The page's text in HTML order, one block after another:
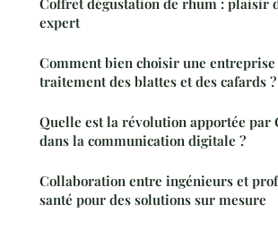
Coffret dégustation de rhum : plaisir
expert
Comment bien choisir une entreprise
traitement des blattes et des cafards ?
Quelle est la révolution apportée par
dans la communication digitale ?
Collaboration entre ingénieurs et
santé pour des solutions sur mesure